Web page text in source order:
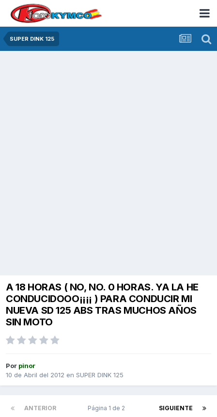
SUPER DINK 125
A 18 HORAS ( NO, NO. 0 HORAS. YA LA HE
CONDUCIDOOO¡¡¡¡ ) PARA CONDUCIR MI
NUEVA SD 125 ABS TRAS MUCHOS AÑOS
SIN MOTO
Por pinor
10 de Abril del 2012 en SUPER DINK 125
ANTERIOR SIGUIENTE
Página 1 de 2